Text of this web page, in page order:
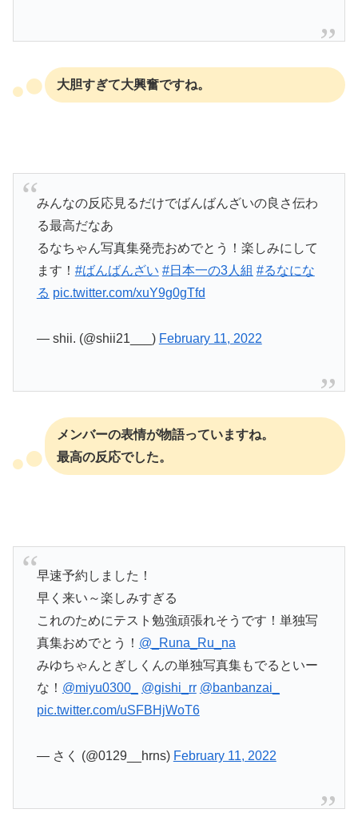
大胆すぎて大興奮ですね。
みんなの反応見るだけでばんばんざいの良さ伝わ
る最高だなあ
るなちゃん写真集発売おめでとう！楽しみにして
ます！ #ばんばんざい #日本一の3人組 #るなにな
る pic.twitter.com/xuY9g0gTfd
— shii. (@shii21___) February 11, 2022
メンバーの表情が物語っていますね。
最高の反応でした。
早速予約しました！
早く来い～楽しみすぎる
これのためにテスト勉強頑張れそうです！単独写
真集おめでとう！ @_Runa_Ru_na
みゆちゃんとぎしくんの単独写真集もでるといー
な！ @miyu0300_ @gishi_rr @banbanzai_
pic.twitter.com/uSFBHjWoT6
— さく (@0129__hrns) February 11, 2022